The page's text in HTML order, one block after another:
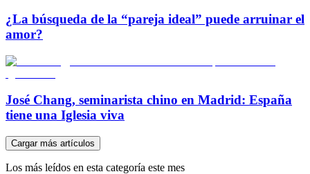
¿La búsqueda de la “pareja ideal” puede arruinar el
amor?
José Chang, seminarista chino en Madrid: España
tiene una Iglesia viva
Cargar más artículos
Los más leídos en esta categoría este mes